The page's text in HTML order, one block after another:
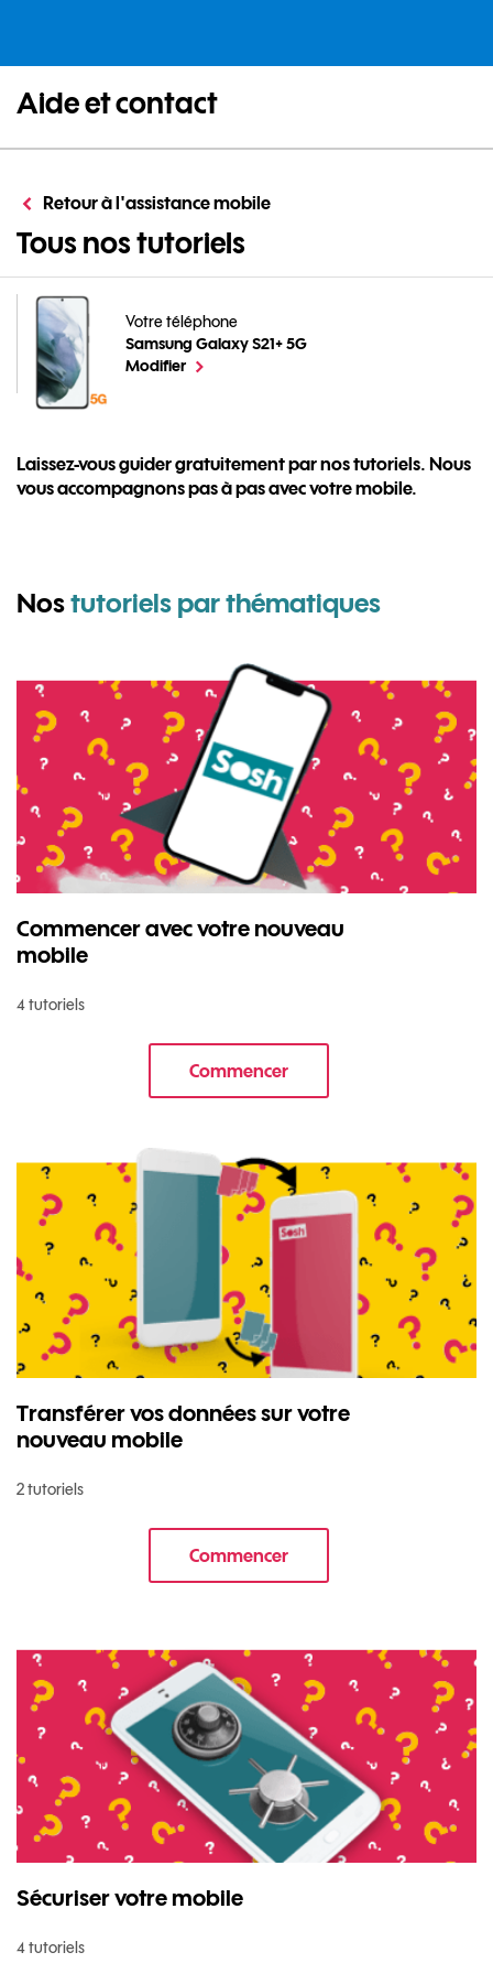
Aide et contact
Retour à l'assistance mobile
Tous nos tutoriels
Laissez-vous guider gratuitement par nos tutoriels. Nous
vous accompagnons pas à pas avec votre mobile.
Votre téléphone
Samsung Galaxy S21+ 5G
pour votre Samsung Galaxy S21+ 5G ou
Modifierle téléphone sélectionné
Nostutoriels par thématiquespour
Commencer avec votre nouveau
mobile
4 tutoriels
Commencerle tuto pour Commencer avec
Transférer vos données sur votre
nouveau mobile
2 tutoriels
Commencerle tuto pour Transférer vos
Sécuriser votre mobile
4 tutoriels